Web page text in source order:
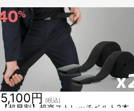
【超早割】超楽ストレッチベルト2本
5,100円 (税込)